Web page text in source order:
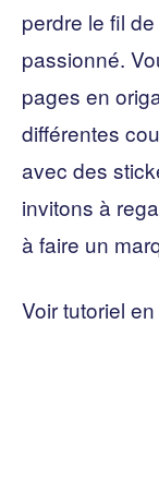
perdre le fil
passionné.
pages en
différentes
avec des
invitons à
à faire un
Voir tutoriel